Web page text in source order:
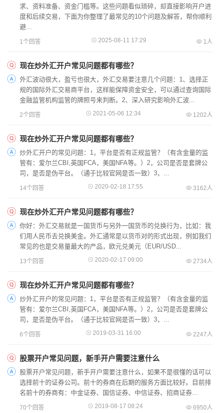
求、资料准备、资金门槛等。这些问题看似琐碎，却直接影响开户进
度和后续交易，下面为你整理了最常见的10个问题及解答，帮你顺利
避...
1个回答 2025-08-11 17:29 1人
现在炒外汇开户常见问题都有哪些？
外汇波动很大，盈亏也很大，外汇交易要注意几个问题：1、选择正
规的国际外汇交易商平台，这样能保障资金安全，可以通过查询国际
金融监管机构监管的牌照号来判断。2、深入研究影响外汇波...
2个回答 2021-05-06 12:34 1202人
现在炒外汇开户常见问题都有哪些？
炒外汇开户的常见问题：1，平台是否有正规监管？（有含金量的监
管有：爱尔兰CBI,英国FCA，美国NFA等。）2，公司是否是套牌公
司，是否是伪平台。（通于比较官网是否一致）3，...
14个回答 2020-02-18 17:55 3162人
现在炒外汇开户常见问题都有哪些？
你好：外汇交易就是一国货币与另外一国货币的兑换行为，比如：我
们用人民币去兑换美金。外汇通常是以货币对的形式出现，例如我们
常见的也是交易量最大的产品，欧元兑美元（EUR/USD...
13个回答 2020-02-17 09:00 2734人
现在炒外汇开户常见问题都有哪些？
炒外汇开户的常见问题：1，平台是否有正规监管？（有含金量的监
管有：爱尔兰CBI,英国FCA，美国NFA等。）2，公司是否是套牌公
司，是否是伪平台。（通于比较官网是否一致）3，...
6个回答 2019-03-31 16:00 2247人
股票开户常见问题，新手开户需要注意什么
股票开户常见问题，新手开户需要注意什么，如果不是很懂的话可以
选择前十的证券公司。前十的券商在后期的服务方面比较好。目前排
名前十的券商有：中金证券、国信证券、中信证券、招商证券...
70个回答 2019-08-17 08:24 6950人